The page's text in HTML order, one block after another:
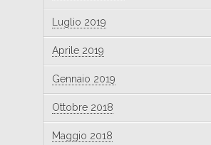
Luglio 2019
Aprile 2019
Gennaio 2019
Ottobre 2018
Maggio 2018